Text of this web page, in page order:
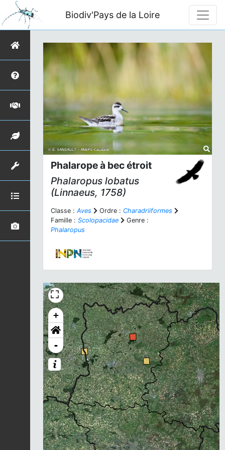
Biodiv'Pays de la Loire
Phalarope à bec étroit
Phalaropus lobatus
(Linnaeus, 1758)
Classe : Aves Ordre : Charadriiformes
Famille : Scolopacidae
Genre :
Phalaropus
+
-